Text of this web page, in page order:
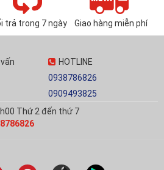
trả trong 7 ngày Giao hàng miễn phí
HOTLINE
0938786826
0909493825
Thứ 2 đến thứ 7